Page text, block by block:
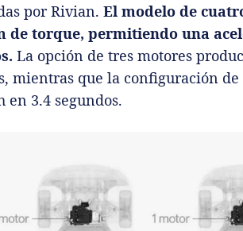
por Rivian. El modelo de
de torque, permitiendo una
La opción de tres motores
mientras que la configuración
en 3.4 segundos.